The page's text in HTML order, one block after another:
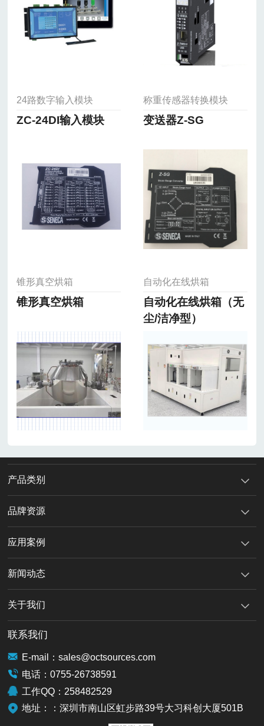
24路数字输入模块
ZC-24DI输入模块
称重传感器转换模块
变送器Z-SG
锥形真空烘箱
锥形真空烘箱
自动化在线烘箱
自动化在线烘箱（无
尘/洁净型）
产品类别
品牌资源
应用案例
新闻动态
关于我们
联系我们
E-mail：sales@octsources.com
电话：0755-26738591
工作QQ：258482529
地址：：深圳市南山区虹步路39号大习科创大厦501B